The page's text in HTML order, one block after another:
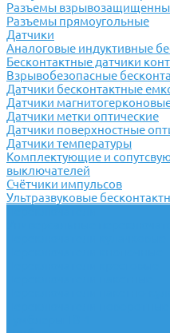
Разъемы
Разъемы прямоугольные
Датчики
Аналоговые индуктивные
Бесконтактные датчики
Взрывобезопасные
Датчики бесконтактные
Датчики
Датчики метки оптические
Датчики поверхностные
Датчики температуры
Комплектующие и
выключателей
Счётчики импульсов
Ультразвуковые